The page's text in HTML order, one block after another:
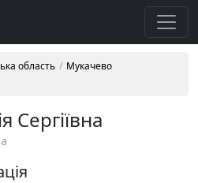
область
Мукачево
Сергіївна